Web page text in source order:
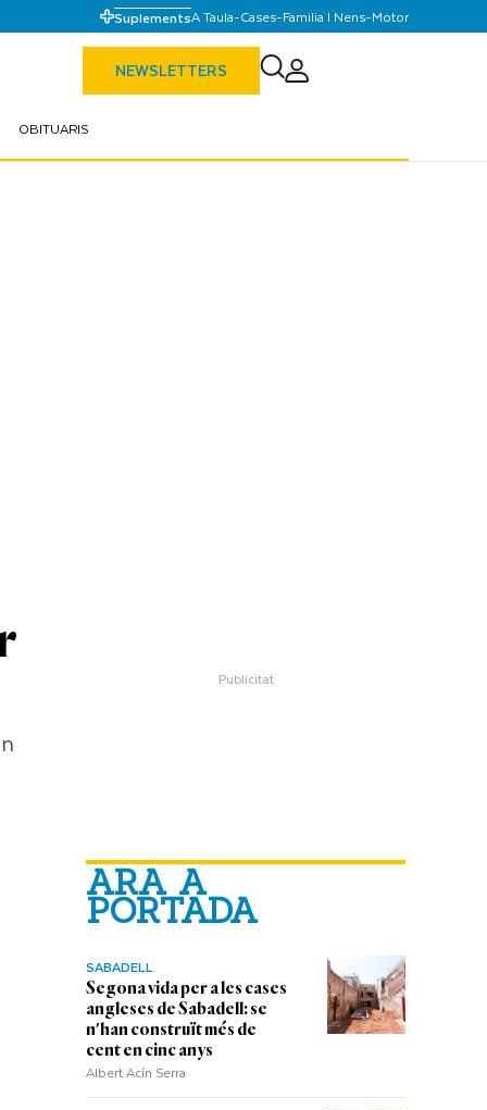
SuplementsA Taula-Cases-Familia I Nens-Motor
NEWSLETTERS
OBITUARIS
ARA A
PORTADA
SABADELL
Segona vida per a les cases
angleses de Sabadell: se
n'han construït més de
cent en cinc anys
Albert Acín Serra